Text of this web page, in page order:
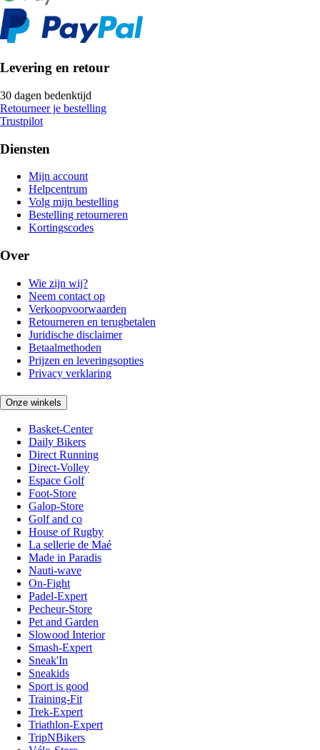
Levering en retour
30 dagen bedenktijd
Retourneer je bestelling
Trustpilot
Diensten
Mijn account
Helpcentrum
Volg mijn bestelling
Bestelling retourneren
Kortingscodes
Over
Wie zijn wij?
Neem contact op
Verkoopvoorwaarden
Retourneren en terugbetalen
Juridische disclaimer
Betaalmethoden
Prijzen en leveringsopties
Privacy verklaring
Onze winkels
Basket-Center
Daily Bikers
Direct Running
Direct-Volley
Espace Golf
Foot-Store
Galop-Store
Golf and co
House of Rugby
La sellerie de Maé
Made in Paradis
Nauti-wave
On-Fight
Padel-Expert
Pecheur-Store
Pet and Garden
Slowood Interior
Smash-Expert
Sneak'In
Sneakids
Sport is good
Training-Fit
Trek-Expert
Triathlon-Expert
TripNBikers